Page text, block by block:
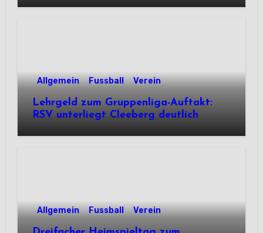
Allgemein Fussball Verein
Lehrgeld zum Gruppenliga-Auftakt:
RSV unterliegt Cleeberg deutlich
Allgemein Fussball Verein